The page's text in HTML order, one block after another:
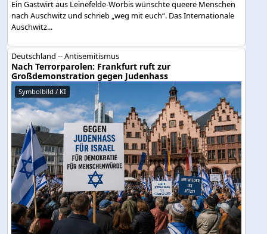
Ein Gastwirt aus Leinefelde-Worbis wünschte queere Menschen
nach Auschwitz und schrieb „weg mit euch“. Das Internationale
Auschwitz...
Deutschland -- Antisemitismus
Nach Terrorparolen: Frankfurt ruft zur
Großdemonstration gegen Judenhass
Symbolbild / KI